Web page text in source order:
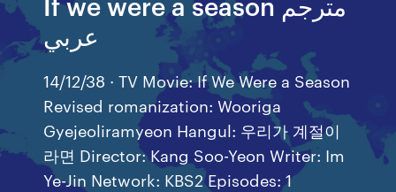
عربي
14/12/38 · TV Movie: If We Were a Season
Revised romanization: Wooriga
Gyejeoliramyeon Hangul: 우리가 계절이
라면 Director: Kang Soo-Yeon Writer: Im
Ye-Jin Network: KBS2 Episodes: 1